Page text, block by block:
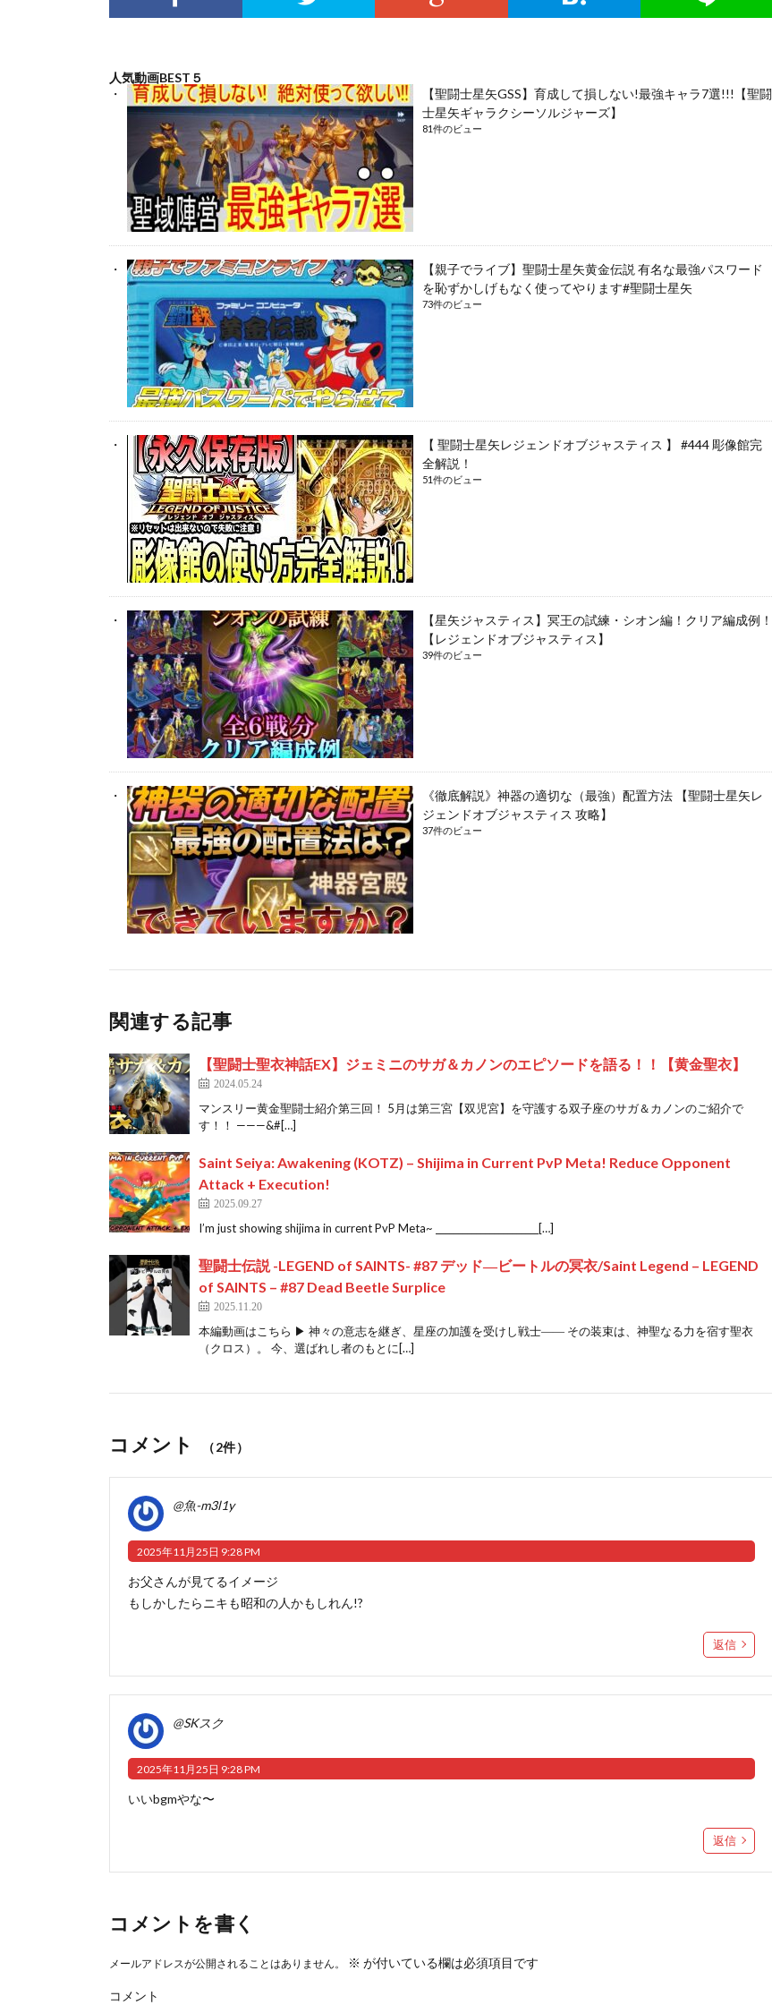
人気動画BEST５
【聖闘士星矢GSS】育成して損しない!最強キャラ7選!!!【聖闘
士星矢ギャラクシーソルジャーズ】
81件のビュー
【親子でライブ】聖闘士星矢黄金伝説 有名な最強パスワード
を恥ずかしげもなく使ってやります#聖闘士星矢
73件のビュー
【 聖闘士星矢レジェンドオブジャスティス 】 #444 彫像館完
全解説！
51件のビュー
【星矢ジャスティス】冥王の試練・シオン編！クリア編成例！
【レジェンドオブジャスティス】
39件のビュー
《徹底解説》神器の適切な（最強）配置方法 【聖闘士星矢レ
ジェンドオブジャスティス 攻略】
37件のビュー
関連する記事
【聖闘士聖衣神話EX】ジェミニのサガ＆カノンのエピソードを語る！！【黄金聖衣】
2024.05.24
マンスリー黄金聖闘士紹介第三回！ 5月は第三宮【双児宮】を守護する双子座のサガ＆カノンのご紹介で
す！！ ———&#[…]
Saint Seiya: Awakening (KOTZ) – Shijima in Current PvP Meta! Reduce Opponent
Attack + Execution!
2025.09.27
I’m just showing shijima in current PvP Meta~ _______________________[…]
聖闘士伝説 -LEGEND of SAINTS- #87 デッド―ビートルの冥衣/Saint Legend – LEGEND
of SAINTS – #87 Dead Beetle Surplice
2025.11.20
本編動画はこちら ▶ 神々の意志を継ぎ、星座の加護を受けし戦士―― その装束は、神聖なる力を宿す聖衣
（クロス）。 今、選ばれし者のもとに[…]
コメント （2件）
@魚-m3l1y
2025年11月25日 9:28 PM
お父さんが見てるイメージ
もしかしたらニキも昭和の人かもしれん!?
返信
@SKスク
2025年11月25日 9:28 PM
いいbgmやな〜
返信
コメントを書く
メールアドレスが公開されることはありません。 ※ が付いている欄は必須項目です
コメント